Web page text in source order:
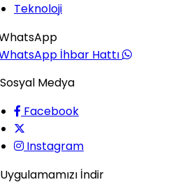
Teknoloji
İhbar Hattı
Sosyal Medya
Facebook
Instagram
Uygulamamızı İndir